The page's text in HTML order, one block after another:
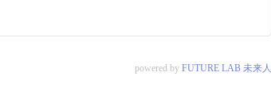
powered by FUTURE LAB 未来人